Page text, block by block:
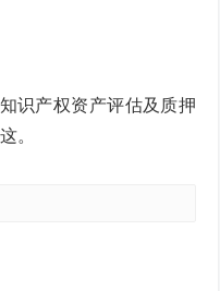
识产权资产评估及质押
。